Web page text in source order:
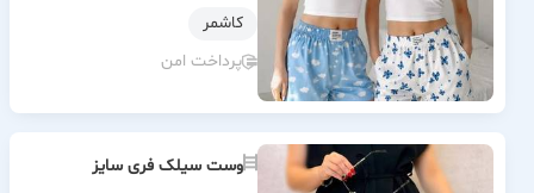
كاشمر
پرداخت امن
وست سیلک فری سایز